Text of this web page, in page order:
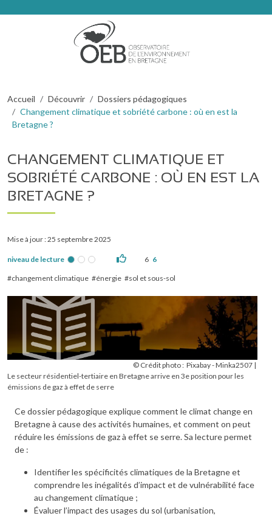
Fil d'Ariane
Accueil Découvrir
Dossiers pédagogiques
Changement climatique et sobriété carbone : où en est la
Bretagne ?
CHANGEMENT CLIMATIQUE ET
SOBRIÉTÉ CARBONE : OÙ EN EST LA
BRETAGNE ?
Mise à jour : 25 septembre 2025
niveau de lecture 6 6
changement climatique énergie sol et sous-sol
© Crédit photo : Pixabay - Minka2507
Le secteur résidentiel-tertiaire en Bretagne arrive en 3e position pour les
émissions de gaz à effet de serre
Ce dossier pédagogique explique comment le climat change en
Bretagne à cause des activités humaines, et comment on peut
réduire les émissions de gaz à effet se serre. Sa lecture permet
de :
Identifier les spécificités climatiques de la Bretagne et
comprendre les inégalités d’impact et de vulnérabilité face
au changement climatique ;
Évaluer l’impact des usages du sol (urbanisation,